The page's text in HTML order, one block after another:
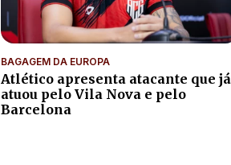
BAGAGEM DA EUROPA
Atlético apresenta atacante que já
atuou pelo Vila Nova e pelo
Barcelona